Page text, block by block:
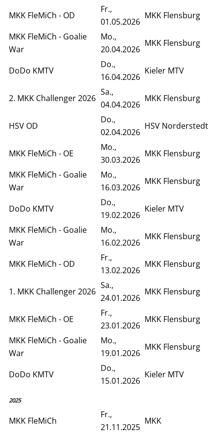
MKK FleMiCh - OD
Fr.,
01.05.2026
MKK Flensburg
MKK FleMiCh - Goalie
War
Mo.,
20.04.2026
MKK Flensburg
DoDo KMTV
Do.,
16.04.2026
Kieler MTV
2. MKK Challenger 2026
Sa.,
04.04.2026
MKK Flensburg
HSV OD
Do.,
02.04.2026
HSV Norderstedt
MKK FleMiCh - OE
Mo.,
30.03.2026
MKK Flensburg
MKK FleMiCh - Goalie
War
Mo.,
16.03.2026
MKK Flensburg
DoDo KMTV
Do.,
19.02.2026
Kieler MTV
MKK FleMiCh - Goalie
War
Mo.,
16.02.2026
MKK Flensburg
MKK FleMiCh - OD
Fr.,
13.02.2026
MKK Flensburg
1. MKK Challenger 2026
Sa.,
24.01.2026
MKK Flensburg
MKK FleMiCh - OE
Fr.,
23.01.2026
MKK Flensburg
MKK FleMiCh - Goalie
War
Mo.,
19.01.2026
MKK Flensburg
DoDo KMTV
Do.,
15.01.2026
Kieler MTV
2025
MKK FleMiCh
Fr.,
21.11.2025
MKK